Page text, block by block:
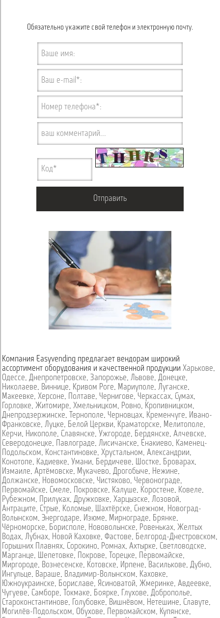
Обязательно укажите свой телефон и электронную почту.
Компания Easyvending предлагает вендорам широкий
ассортимент оборудования и качественной продукции Харькове,
Одессе, Днепропетровске, Запорожье, Львове, Донецке,
Николаеве, Виннице, Кривом Роге, Мариуполе, Луганске,
Макеевке, Херсоне, Полтаве, Чернигове, Черкассах, Сумах,
Горловке, Житомире, Хмельницком, Ровно, Кропивницком,
Днепродзержинске, Тернополе, Черновцах, Кременчуге, Ивано-
Франковске, Луцке, Белой Церкви, Краматорске, Мелитополе,
Керчи, Никополе, Славянске, Ужгороде, Бердянске, Алчевске,
Северодонецке, Павлограде, Лисичанске, Енакиево, Каменец-
Подольском, Константиновке, Хрустальном, Александрии,
Конотопе, Кадиевке, Умани, Бердичеве, Шостке, Броварах,
Измаиле, Артёмовске, Мукачево, Дрогобыче, Нежине,
Должанске, Новомосковске, Чистяково, Червонограде,
Первомайске, Смеле, Покровске, Калуше, Коростене, Ковеле,
Рубежном, Прилуках, Дружковке, Харцызске, Лозовой,
Антраците, Стрые, Коломые, Шахтёрске, Снежном, Новоград-
Волынском, Энергодаре, Изюме, Мирнограде, Брянке,
Чёрноморске, Борисполе, Нововолынске, Ровеньках, Желтых
Водах, Лубнах, Новой Каховке, Фастове, Белгород-Днестровском,
Горышних Плавнях, Сорокино, Ромнах, Ахтырке, Светловодске,
Марганце, Шепетовке, Покрове, Торецке, Первомайске,
Миргороде, Вознесенске, Котовске, Ирпене, Василькове, Дубно,
Ингульце, Вараше, Владимир-Волынском, Каховке,
Южноукраинске, Бориславе, Ясиноватой, Жмеринке, Авдеевке,
Чугуеве, Самборе, Токмаке, Боярке, Глухове, Доброполье,
Староконстантинове, Голубовке, Вишнёвом, Нетешине, Славуте,
Могилёв-Подольском, Обухове, Первомайском, Купянске,